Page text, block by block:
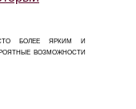
более ярким и
возможности